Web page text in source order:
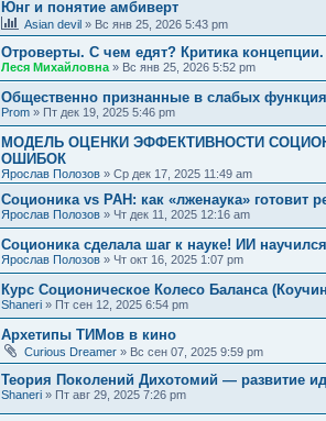
Юнг и понятие амбиверт
Asian devil » Вс янв 25, 2026 5:43 pm
Отроверты. С чем едят? Критика концепции.
Леся Михайловна » Вс янв 25, 2026 5:52 pm
Общественно признанные в слабых
Prom » Пт дек 19, 2025 5:46 pm
МОДЕЛЬ ОЦЕНКИ ЭФФЕКТИВНОСТИ
ОШИБОК
Ярослав Полозов » Ср дек 17, 2025 11:49 am
Соционика vs РАН: как «лженаука» готовит
Ярослав Полозов » Чт дек 11, 2025 12:16 am
Соционика сделала шаг к науке! ИИ
Ярослав Полозов » Чт окт 16, 2025 1:07 pm
Курс Соционическое Колесо Баланса
Shaneri » Пт сен 12, 2025 6:54 pm
Архетипы ТИМов в кино
Curious Dreamer » Вс сен 07, 2025 9:59 pm
Теория Поколений Дихотомий — развитие
Shaneri » Пт авг 29, 2025 7:26 pm